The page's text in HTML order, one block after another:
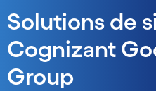
Solutions de
Cognizant
Group